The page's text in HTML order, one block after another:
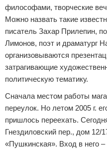
философами, творческие
Можно назвать такие
писатель Захар Прилепин,
Лимонов, поэт и драматург
организовываются
затрагивающие
политическую тематику.
Сначала местом работы
переулок. Но летом 2005 г.
пришлось переехать.
Гнездиловский пер., дом 12/
«Пушкинская». Вход в него